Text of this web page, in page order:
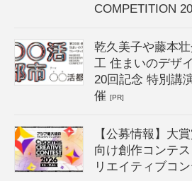
COMPETITION
乾久美子や藤本
工 住まいのデザ
20回記念 特別講
催[PR]
【公募情報】大
向け創作コンテ
リエイティブコ